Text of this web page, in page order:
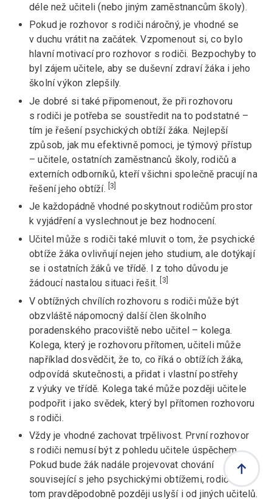
déle než učiteli (nebo jiným zaměstnancům školy).
Pokud je rozhovor s rodiči náročný, je vhodné se
v duchu vrátit na začátek. Vzpomenout si, co bylo
hlavní motivací pro rozhovor s rodiči. Bezpochyby to
byl zájem učitele, aby se duševní zdraví žáka i jeho
školní výkon zlepšily.
Je dobré si také připomenout, že při rozhovoru
s rodiči je potřeba se soustředit na to podstatné –
tím je řešení psychických obtíží žáka. Nejlepší
způsob, jak mu efektivně pomoci, je týmový přístup
– učitele, ostatních zaměstnanců školy, rodičů a
externích odborníků, kteří všichni společně pracují na
řešení jeho obtíží.
[3]
Je každopádně vhodné poskytnout rodičům prostor
k vyjádření a vyslechnout je bez hodnocení.
Učitel může s rodiči také mluvit o tom, že psychické
obtíže žáka ovlivňují nejen jeho studium, ale dotýkají
se i ostatních žáků ve třídě. I z toho důvodu je
žádoucí nastalou situaci řešit. [3]
V obtížných chvílích rozhovoru s rodiči může být
obzvláště nápomocný další člen školního
poradenského pracoviště nebo učitel – kolega.
Kolega, který je rozhovoru přítomen, učiteli může
například dosvědčit, že to, co říká o obtížích žáka,
odpovídá skutečnosti, a přidat i vlastní postřehy
z výuky ve třídě. Kolega také může později učitele
podpořit i jako svědek, který byl přítomen rozhovoru
s rodiči.
Vždy je vhodné zachovat trpělivost. První rozhovor
s rodiči nemusí být z pohledu učitele úspěchem.
Pokud bude žák nadále projevovat chování
související s jeho psychickými obtížemi, rodiče o
tom pravděpodobně později uslyší i od jiných učitelů.